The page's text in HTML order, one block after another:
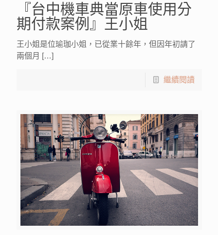
『台中機車典當原車使用分
期付款案例』王小姐
王小姐是位瑜珈小姐，已從業十餘年，但因年初請了
兩個月 […]
繼續閱讀